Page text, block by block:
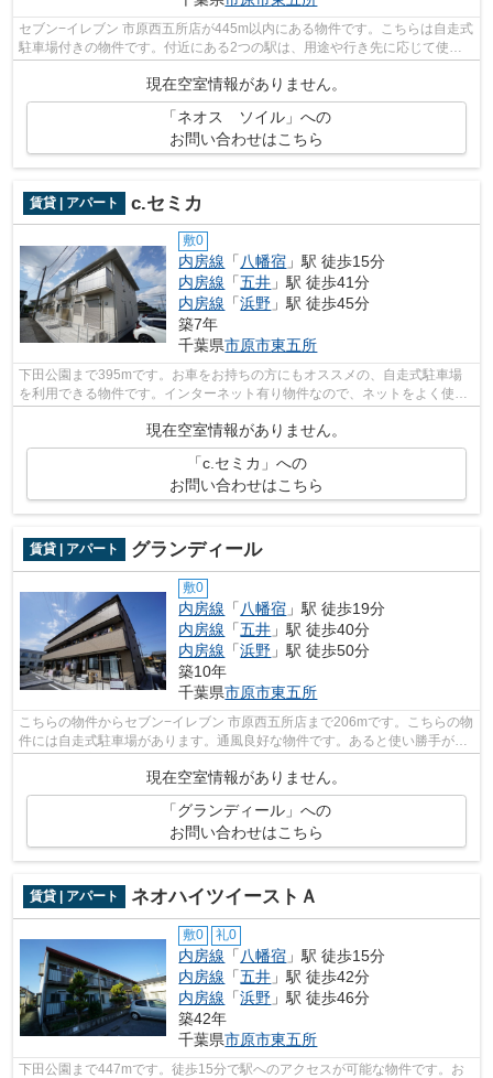
セブン−イレブン 市原西五所店が445m以内にある物件です。こちらは自走式
駐車場付きの物件です。付近にある2つの駅は、用途や行き先に応じて使い
分けることができます。洗濯物も自然乾...
現在空室情報がありません。
「ネオス ソイル」への
お問い合わせはこちら
賃貸 | アパート c.セミカ
敷0
内房線 「八幡宿 」駅 徒歩15分
内房線 「五井 」駅 徒歩41分
内房線 「浜野 」駅 徒歩45分
築7年
千葉県市原市東五所
下田公園まで395mです。お車をお持ちの方にもオススメの、自走式駐車場
を利用できる物件です。インターネット有り物件なので、ネットをよく使う
現在空室情報がありません。
「c.セミカ」への
お問い合わせはこちら
賃貸 | アパート グランディール
敷0
内房線 「 八幡宿 」駅 徒歩19分
内房線 「五井 」駅 徒歩40分
内房線 「浜野 」駅 徒歩50分
築10年
千葉県市原市東五所
こちらの物件からセブン−イレブン 市原西五所店まで206mです。こちらの物
件には自走式駐車場があります。通風良好な物件です。あると使い勝手がよ
現在空室情報がありません。
「グランディール」への
お問い合わせはこちら
賃貸 | アパート ネオハイツイーストＡ
敷0 礼0
内房線 「 八幡宿 」駅 徒歩15分
内房線 「五井 」駅 徒歩42分
内房線 「浜野 」駅 徒歩46分
築42年
千葉県市原市東五所
下田公園まで447mです。徒歩15分で駅へのアクセスが可能な物件です。お